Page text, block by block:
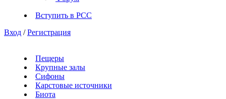
Вступить в РСС
Вход / Регистрация
Пещеры
Крупные залы
Сифоны
Карстовые источники
Биота